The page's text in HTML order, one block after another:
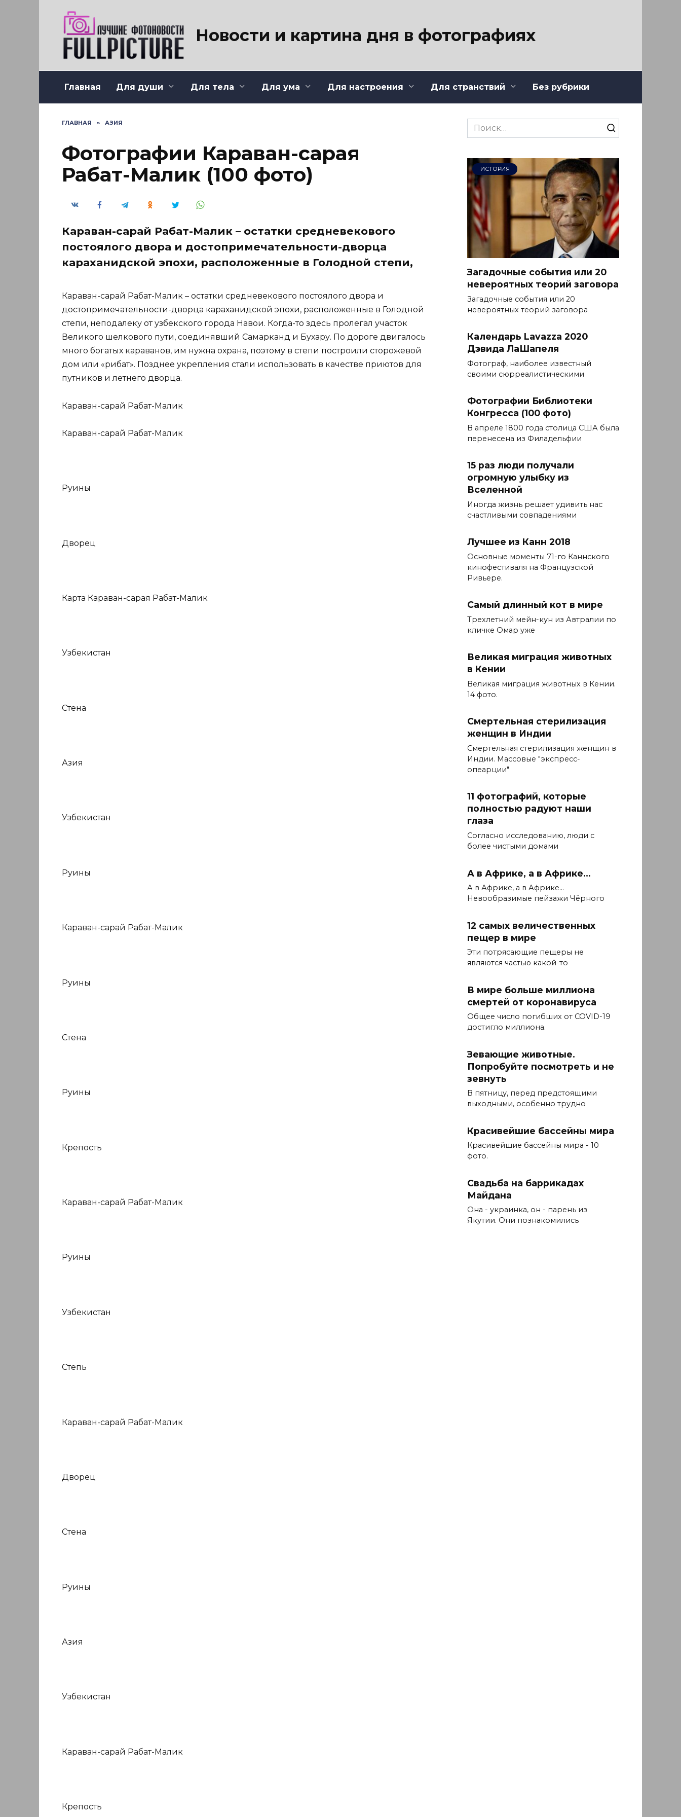
Новости и картина дня в фотографиях
Главная Для души Для тела Для ума Для настроения Для странствий Без рубрики
ГЛАВНАЯ » АЗИЯ
Фотографии Караван-сарая
Рабат-Малик (100 фото)
Караван-сарай Рабат-Малик – остатки средневекового
постоялого двора и достопримечательности-дворца
караханидской эпохи, расположенные в Голодной степи,
Караван-сарай Рабат-Малик – остатки средневекового постоялого двора и
достопримечательности-дворца караханидской эпохи, расположенные в Голодной
степи, неподалеку от узбекского города Навои. Когда-то здесь пролегал участок
Великого шелкового пути, соединявший Самарканд и Бухару. По дороге двигалось
много богатых караванов, им нужна охрана, поэтому в степи построили сторожевой
дом или «рибат». Позднее укрепления стали использовать в качестве приютов для
путников и летнего дворца.
Караван-сарай Рабат-Малик
Караван-сарай Рабат-Малик
Руины
Дворец
Карта Караван-сарая Рабат-Малик
Узбекистан
Стена
Азия
Узбекистан
Руины
Караван-сарай Рабат-Малик
Руины
Стена
Руины
Крепость
Караван-сарай Рабат-Малик
Руины
Узбекистан
Степь
Караван-сарай Рабат-Малик
Дворец
Стена
Руины
Азия
Узбекистан
Караван-сарай Рабат-Малик
Крепость
Search
for:
ИСТОРИЯ
Загадочные события или 20
невероятных теорий заговора
Загадочные события или 20
невероятных теорий заговора
Календарь Lavazza 2020
Дэвида ЛаШапеля
Фотограф, наиболее известный
своими сюрреалистическими
Фотографии Библиотеки
Конгресса (100 фото)
В апреле 1800 года столица США была
перенесена из Филадельфии
15 раз люди получали
огромную улыбку из
Вселенной
Иногда жизнь решает удивить нас
счастливыми совпадениями
Лучшее из Канн 2018
Основные моменты 71-го Каннского
кинофестиваля на Французской
Ривьере.
Самый длинный кот в мире
Трехлетний мейн-кун из Автралии по
кличке Омар уже
Великая миграция животных
в Кении
Великая миграция животных в Кении.
14 фото.
Смертельная стерилизация
женщин в Индии
Смертельная стерилизация женщин в
Индии. Массовые "экспресс-
опеарции"
11 фотографий, которые
полностью радуют наши
глаза
Согласно исследованию, люди с
более чистыми домами
А в Африке, а в Африке…
А в Африке, а в Африке...
Невообразимые пейзажи Чёрного
12 самых величественных
пещер в мире
Эти потрясающие пещеры не
являются частью какой-то
В мире больше миллиона
смертей от коронавируса
Общее число погибших от COVID-19
достигло миллиона.
Зевающие животные.
Попробуйте посмотреть и не
зевнуть
В пятницу, перед предстоящими
выходными, особенно трудно
Красивейшие бассейны мира
Красивейшие бассейны мира - 10
фото.
Свадьба на баррикадах
Майдана
Она - украинка, он - парень из
Якутии. Они познакомились